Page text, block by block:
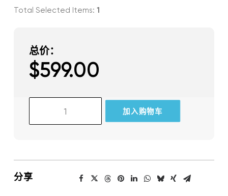
总价：
$599.00
1
加入购物车
分享